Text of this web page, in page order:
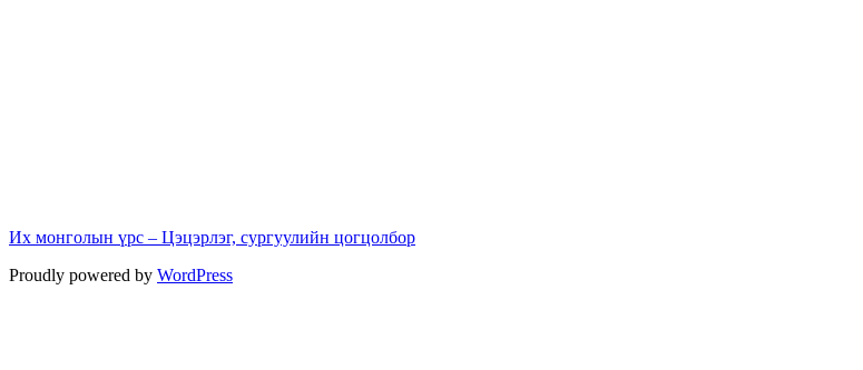
Их монголын үрс – Цэцэрлэг, сургуулийн цогцолбор
Proudly powered by WordPress